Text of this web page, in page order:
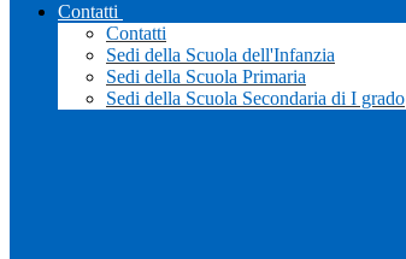
Contatti
Contatti
Sedi della Scuola dell'Infanzia
Sedi della Scuola Primaria
Sedi della Scuola Secondaria di I grado